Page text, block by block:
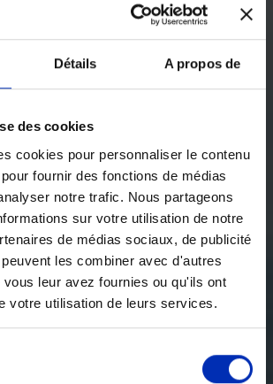
Détails A propos de
des cookies
cookies pour personnaliser le contenu
fournir des fonctions de médias
notre trafic. Nous partageons
sur votre utilisation de notre
de médias sociaux, de publicité
les combiner avec d'autres
vous leur avez fournies ou qu'ils ont
votre utilisation de leurs services.